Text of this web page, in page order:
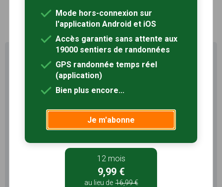
1
Profitez au maximum de
Sentiers en France avec rando
potentiel qu'offre Sentiers en France :
Pas de pub
Favoris illimités
Mode hors-connexion
3 mois
5,99 €
Mode hors-connexion sur
l'application Android et iOS
Accès garantie sans attente aux
19000 sentiers de randonnées
GPS randonnée temps réel
(application)
Bien plus encore...
Je m'abonne
12 mois
9,99 €
au lieu de 16,99 €